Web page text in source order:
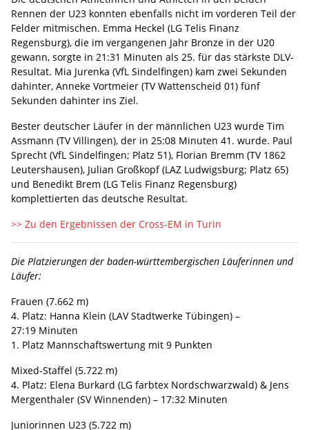
Rennen der U23 konnten ebenfalls nicht im vorderen Teil der
Felder mitmischen. Emma Heckel (LG Telis Finanz
Regensburg), die im vergangenen Jahr Bronze in der U20
gewann, sorgte in 21:31 Minuten als 25. für das stärkste DLV-
Resultat. Mia Jurenka (VfL Sindelfingen) kam zwei Sekunden
dahinter, Anneke Vortmeier (TV Wattenscheid 01) fünf
Sekunden dahinter ins Ziel.
Bester deutscher Läufer in der männlichen U23 wurde Tim
Assmann (TV Villingen), der in 25:08 Minuten 41. wurde. Paul
Sprecht (VfL Sindelfingen; Platz 51), Florian Bremm (TV 1862
Leutershausen), Julian Großkopf (LAZ Ludwigsburg; Platz 65)
und Benedikt Brem (LG Telis Finanz Regensburg)
komplettierten das deutsche Resultat.
>> Zu den Ergebnissen der Cross-EM in Turin
Die Platzierungen der baden-württembergischen Läuferinnen und
Läufer:
Frauen (7.662 m)
4. Platz: Hanna Klein (LAV Stadtwerke Tübingen) –
27:19 Minuten
1. Platz Mannschaftswertung mit 9 Punkten
Mixed-Staffel (5.722 m)
4. Platz: Elena Burkard (LG farbtex Nordschwarzwald) & Jens
Mergenthaler (SV Winnenden) – 17:32 Minuten
Juniorinnen U23 (5.722 m)